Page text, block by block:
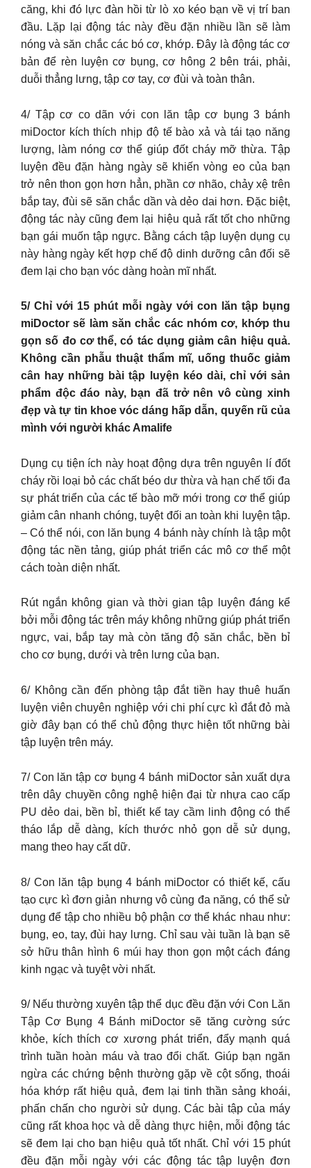
căng, khi đó lực đàn hồi từ lò xo kéo bạn về vị trí ban
đầu. Lặp lại động tác này đều đặn nhiều lần sẽ làm
nóng và săn chắc các bó cơ, khớp. Đây là động tác cơ
bản để rèn luyện cơ bụng, cơ hông 2 bên trái, phải,
duỗi thẳng lưng, tập cơ tay, cơ đùi và toàn thân.
4/ Tập cơ co dãn với con lăn tập cơ bụng 3 bánh
miDoctor kích thích nhịp độ tế bào xả và tái tạo năng
lượng, làm nóng cơ thể giúp đốt cháy mỡ thừa. Tập
luyện đều đặn hàng ngày sẽ khiến vòng eo của bạn
trở nên thon gọn hơn hẳn, phần cơ nhão, chảy xệ trên
bắp tay, đùi sẽ săn chắc dần và dẻo dai hơn. Đặc biệt,
động tác này cũng đem lại hiệu quả rất tốt cho những
bạn gái muốn tập ngực. Bằng cách tập luyện dụng cụ
này hàng ngày kết hợp chế độ dinh dưỡng cân đối sẽ
đem lại cho bạn vóc dàng hoàn mĩ nhất.
5/ Chỉ với 15 phút mỗi ngày với con lăn tập bụng
miDoctor sẽ làm săn chắc các nhóm cơ, khớp thu
gọn số đo cơ thể, có tác dụng giảm cân hiệu quả.
Không cần phẫu thuật thẩm mĩ, uống thuốc giảm
cân hay những bài tập luyện kéo dài, chỉ với sản
phẩm độc đáo này, bạn đã trở nên vô cùng xinh
đẹp và tự tin khoe vóc dáng hấp dẫn, quyến rũ của
mình với người khác Amalife
Dụng cụ tiện ích này hoạt động dựa trên nguyên lí đốt
cháy rồi loại bỏ các chất béo dư thừa và hạn chế tối đa
sự phát triển của các tế bào mỡ mới trong cơ thể giúp
giảm cân nhanh chóng, tuyệt đối an toàn khi luyện tập.
– Có thể nói, con lăn bụng 4 bánh này chính là tập một
động tác nền tảng, giúp phát triển các mô cơ thể một
cách toàn diện nhất.
Rút ngắn không gian và thời gian tập luyện đáng kể
bởi mỗi động tác trên máy không những giúp phát triển
ngực, vai, bắp tay mà còn tăng độ săn chắc, bền bỉ
cho cơ bụng, dưới và trên lưng của bạn.
6/ Không cần đến phòng tập đắt tiền hay thuê huấn
luyện viên chuyên nghiệp với chi phí cực kì đắt đỏ mà
giờ đây bạn có thể chủ động thực hiện tốt những bài
tập luyện trên máy.
7/ Con lăn tập cơ bụng 4 bánh miDoctor sản xuất dựa
trên dây chuyền công nghệ hiện đại từ nhựa cao cấp
PU dẻo dai, bền bỉ, thiết kế tay cầm linh động có thể
tháo lắp dễ dàng, kích thước nhỏ gọn dễ sử dụng,
mang theo hay cất dữ.
8/ Con lăn tập bụng 4 bánh miDoctor có thiết kế, cấu
tạo cực kì đơn giản nhưng vô cùng đa năng, có thể sử
dụng để tập cho nhiều bộ phận cơ thể khác nhau như:
bụng, eo, tay, đùi hay lưng. Chỉ sau vài tuần là bạn sẽ
sở hữu thân hình 6 múi hay thon gọn một cách đáng
kinh ngạc và tuyệt vời nhất.
9/ Nếu thường xuyên tập thể dục đều đặn với Con Lăn
Tập Cơ Bụng 4 Bánh miDoctor sẽ tăng cường sức
khỏe, kích thích cơ xương phát triển, đẩy mạnh quá
trình tuần hoàn máu và trao đổi chất. Giúp bạn ngăn
ngừa các chứng bệnh thường gặp về cột sống, thoái
hóa khớp rất hiệu quả, đem lại tinh thần sảng khoái,
phấn chấn cho người sử dụng. Các bài tập của máy
cũng rất khoa học và dễ dàng thực hiện, mỗi động tác
sẽ đem lại cho bạn hiệu quả tốt nhất. Chỉ với 15 phút
đều đặn mỗi ngày với các động tác tập luyện đơn